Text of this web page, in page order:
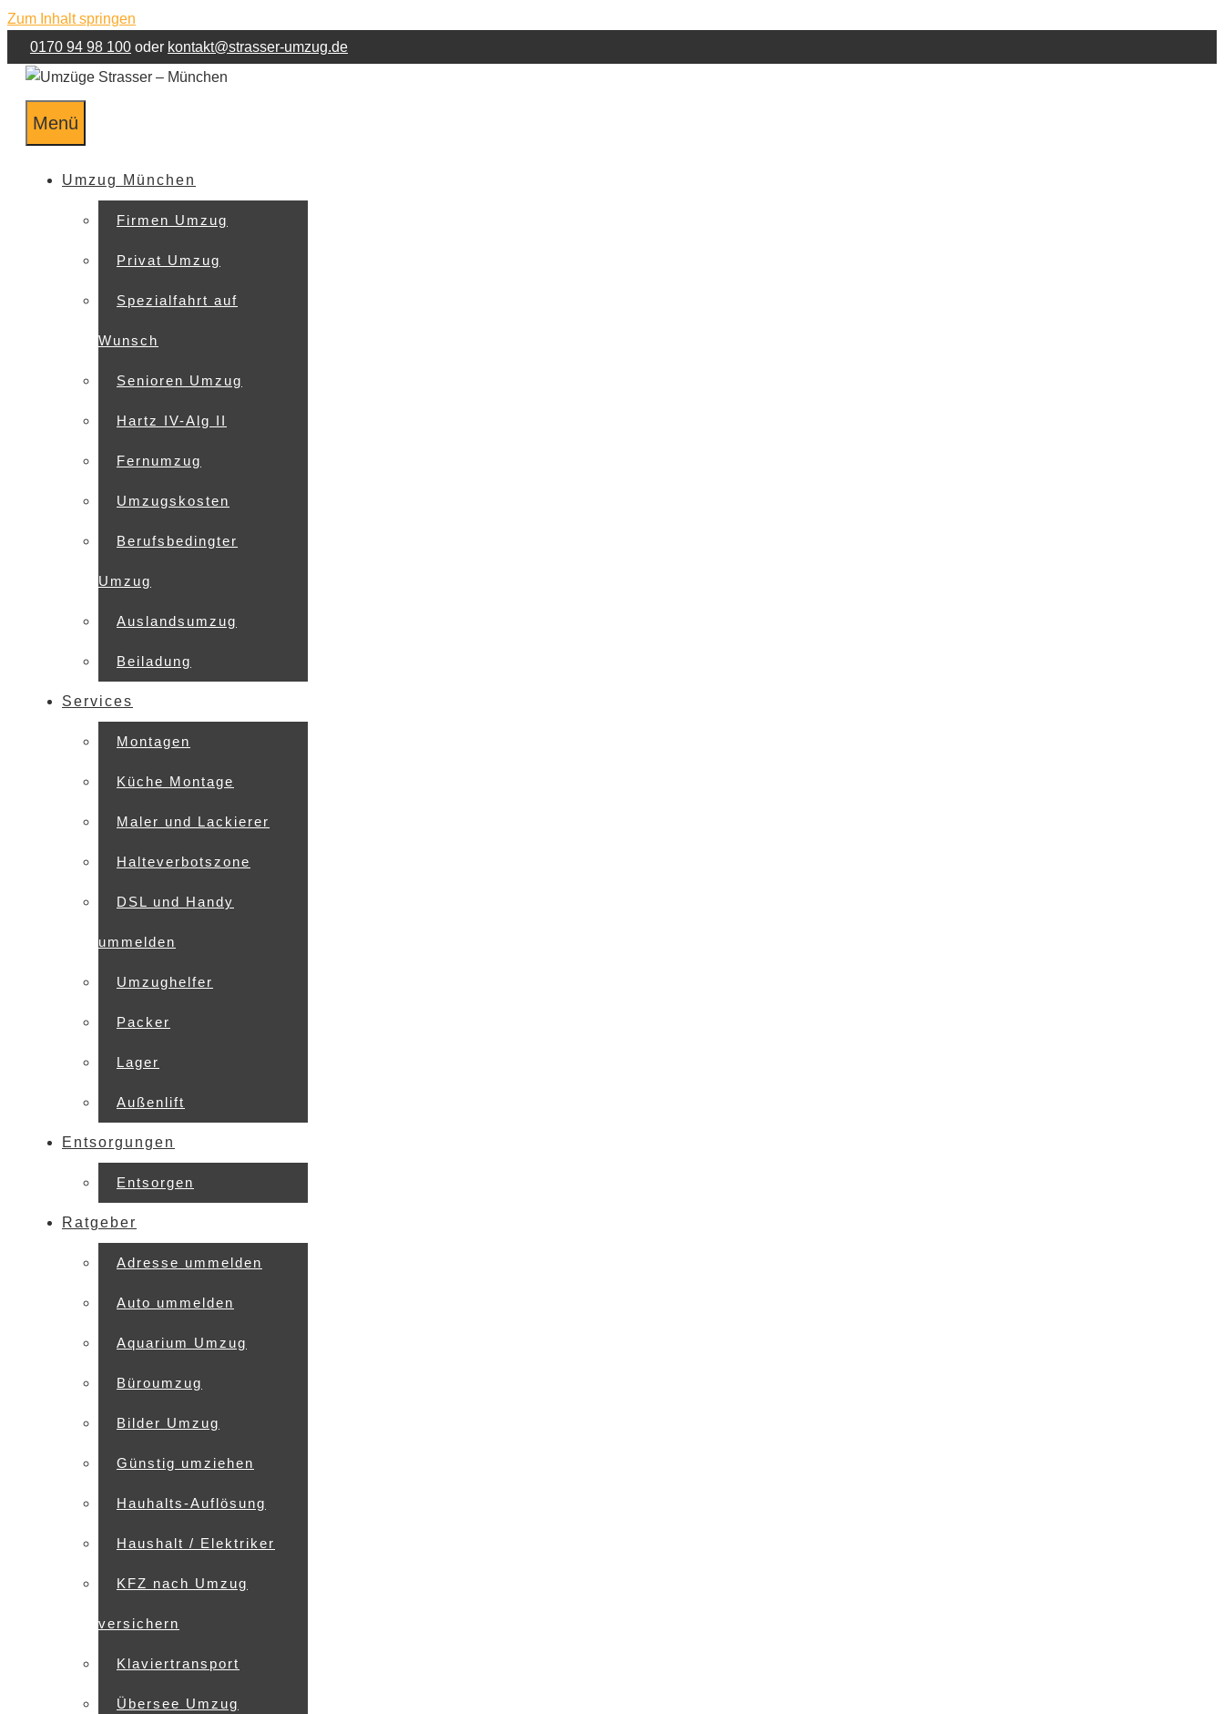
Zum Inhalt springen
0170 94 98 100 oder kontakt@strasser-umzug.de
Menü
Umzug München
Firmen Umzug
Privat Umzug
Spezialfahrt auf
Wunsch
Senioren Umzug
Hartz IV-Alg II
Fernumzug
Umzugskosten
Berufsbedingter
Umzug
Auslandsumzug
Beiladung
Services
Montagen
Küche Montage
Maler und Lackierer
Halteverbotszone
DSL und Handy
ummelden
Umzughelfer
Packer
Lager
Außenlift
Entsorgungen
Entsorgen
Ratgeber
Adresse ummelden
Auto ummelden
Aquarium Umzug
Büroumzug
Bilder Umzug
Günstig umziehen
Hauhalts-Auflösung
Haushalt / Elektriker
KFZ nach Umzug
versichern
Klaviertransport
Übersee Umzug